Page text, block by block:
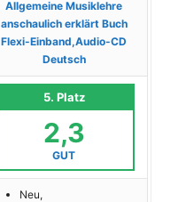
Allgemeine Musiklehre
anschaulich erklärt Buch
Flexi-Einband,Audio-CD
Deutsch
5. Platz
2,3
GUT
Neu,